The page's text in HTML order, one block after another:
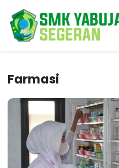
Farmasi